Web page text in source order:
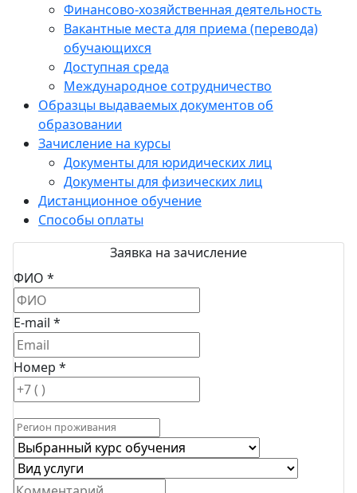
Финансово-хозяйственная деятельность
Вакантные места для приема (перевода)
обучающихся
Доступная среда
Международное сотрудничество
Образцы выдаваемых документов об
образовании
Зачисление на курсы
Документы для юридических лиц
Документы для физических лиц
Дистанционное обучение
Способы оплаты
Заявка на зачисление
ФИО *
E-mail *
Номер *